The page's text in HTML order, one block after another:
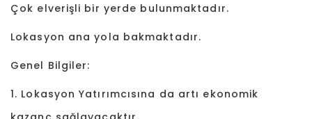
Çok elverişli bir yerde bulunmaktadır.
Lokasyon ana yola bakmaktadır.
Genel Bilgiler:
1. Lokasyon Yatırımcısına da artı ekonomik